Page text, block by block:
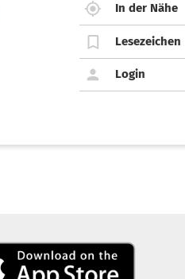
In der Nähe
Lesezeichen
Login